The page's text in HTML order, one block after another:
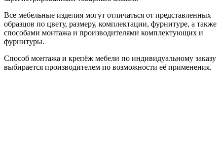
Все мебельные изделия могут отличаться от представленных
образцов по цвету, размеру, комплектации, фурнитуре, а также
способами монтажа и производителями комплектующих и
фурнитуры.
Способ монтажа и крепёж мебели по индивидуальному заказу
выбирается производителем по возможности её применения.